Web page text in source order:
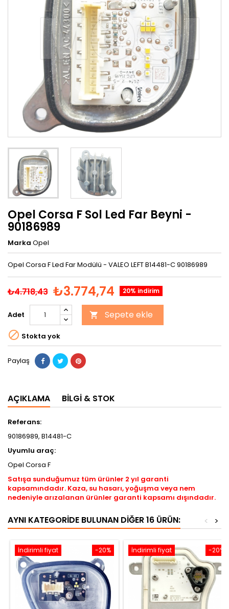
Opel Corsa F Sol Led Far Beyni -
90186989
Marka Opel
Opel Corsa F Led Far Modülü - VALEO LEFT B14481-C 90186989
₺4.718,43 ₺3.774,74 20% indirim
Adet  Sepete ekle
 Stokta yok
Paylaş
AÇIKLAMA BILGI & STOK
Referans:
90186989, B14481-C
Uyumlu araç:
Opel Corsa F
Satışa sunduğumuz tüm ürünler 2 yıl garanti
kapsamındadır. Kaza, su hasarı, yoğuşma veya nem
nedeniyle arızalanan ürünler garanti kapsamı dışındadır.
AYNI KATEGORIDE BULUNAN DIĞER 16 ÜRÜN: >
<
-20%
İndirimli fiyat -20%
İndirimli fiyat